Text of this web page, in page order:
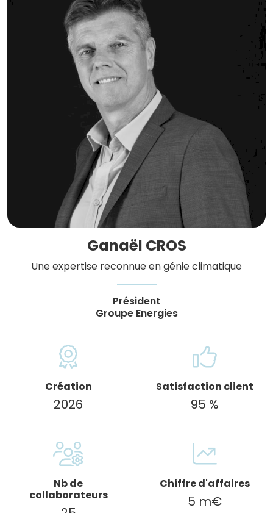
Ganaël CROS
Une expertise reconnue en génie climatique
Président
Groupe Energies
Création
2026
Satisfaction client
95 %
Nb de
collaborateurs
Chiffre d'affaires
5 m€